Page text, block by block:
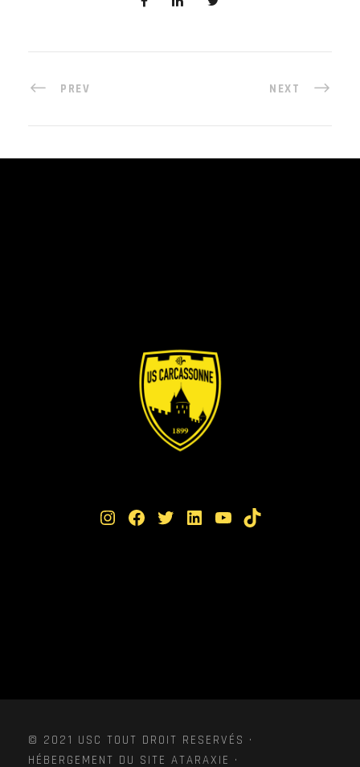
PREV NEXT
Instagram Facebook Twitter LinkedIn YouTube TikTok
© 2021 USC TOUT DROIT RESERVÉS ·
HÉBERGEMENT DU SITE ATARAXIE ·